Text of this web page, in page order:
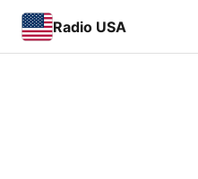
Radio USA